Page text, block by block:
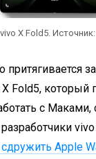
vivo X Fold5.
притягивается
X Fold5, который
с Маками,
Apple